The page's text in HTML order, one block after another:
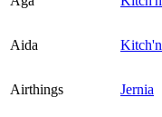
Aida Kitch'n
Airthings
Jernia